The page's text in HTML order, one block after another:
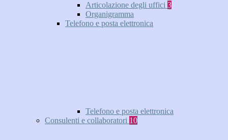
Articolazione degli uffici 3
Organigramma
Telefono e posta elettronica
Telefono e posta elettronica
Consulenti e collaboratori 10